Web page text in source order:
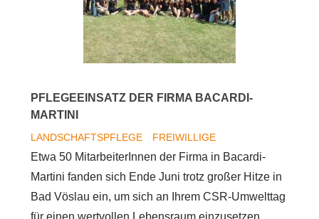
PFLEGEEINSATZ DER FIRMA BACARDI-
MARTINI
LANDSCHAFTSPFLEGE FREIWILLIGE
Etwa 50 MitarbeiterInnen der Firma in Bacardi-
Martini fanden sich Ende Juni trotz großer Hitze in
Bad Vöslau ein, um sich an Ihrem CSR-Umwelttag